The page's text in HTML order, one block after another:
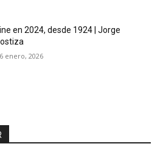
en 2024, desde 1924 | Jorge
enero, 2026